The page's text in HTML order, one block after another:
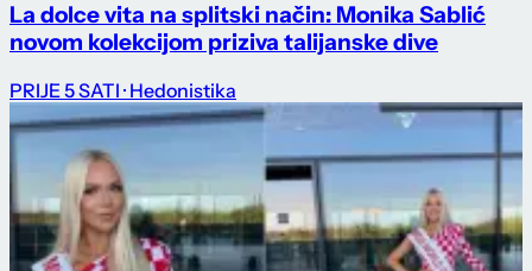
La dolce vita na splitski način: Monika Sablić
novom kolekcijom priziva talijanske dive
PRIJE 5 SATI · Hedonistika